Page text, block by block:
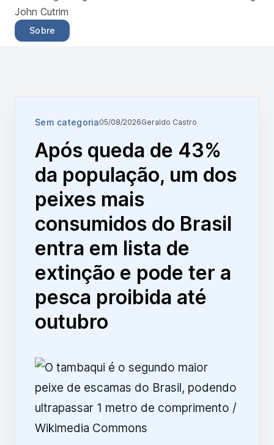
John Cutrim
Sobre
Sem categoria05/08/2026Geraldo Castro
Após queda de 43%
da população, um dos
peixes mais
consumidos do Brasil
entra em lista de
extinção e pode ter a
pesca proibida até
outubro